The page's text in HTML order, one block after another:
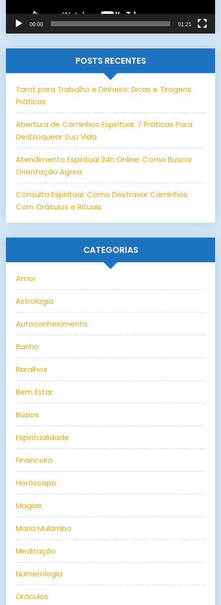
00:00 01:21
POSTS RECENTES
Tarot para Trabalho e Dinheiro: Dicas e Tiragens
Práticas
Abertura de Caminhos Espiritual: 7 Práticas Para
Desbloquear Sua Vida
Atendimento Espiritual 24h Online: Como Buscar
Orientação Agora
Consulta Espiritual: Como Destravar Caminhos
Com Oráculos e Rituais
CATEGORIAS
Amor
Astrologia
Autoconhecimento
Banho
Baralhos
Bem Estar
Búzios
Espiritualidade
Financeiro
Horóscopo
Magias
Maria Mulambo
Meditação
Numerologia
Oráculos